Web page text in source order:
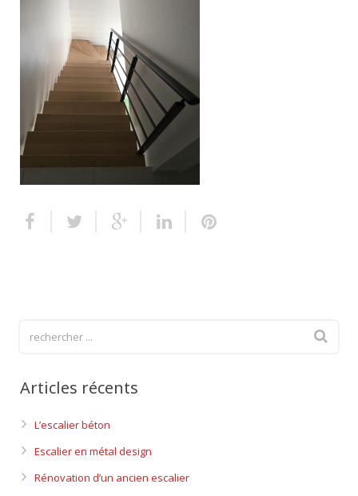
Escalier extérieur
Finitions pour escalier
Articles récents
L’escalier béton
Escalier en métal design
Rénovation d’un ancien escalier